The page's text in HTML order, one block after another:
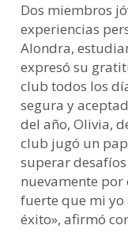
Dos miembros
experiencias
Alondra,
expresó su
club todos los
segura y
del año, Olivia,
club jugó un
superar
nuevamente por
fuerte que mi yo
éxito», afirmó